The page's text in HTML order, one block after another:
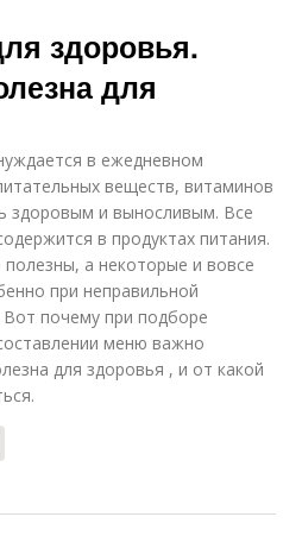
здоровья.
для
в ежедневном
веществ, витаминов
здоровым и выносливым. Все
в продуктах питания.
а некоторые и вовсе
при неправильной
почему при подборе
меню важно
для здоровья , и от какой